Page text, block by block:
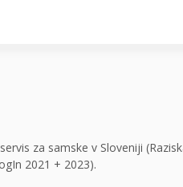
za samske v Sloveniji
2021 + 2023).